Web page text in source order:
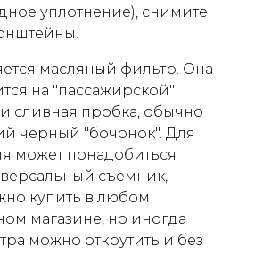
уплотнение), снимите
масляный фильтр. Она
на "пассажирской"
и сливная пробка, обычно
черный "бочонок". Для
может понадобиться
съемник,
купить в любом
магазине, но иногда
можно открутить и без